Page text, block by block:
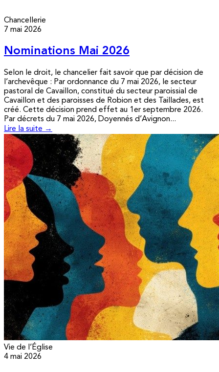
Chancellerie
7 mai 2026
Nominations Mai 2026
Selon le droit, le chancelier fait savoir que par décision de
l’archevêque : Par ordonnance du 7 mai 2026, le secteur
pastoral de Cavaillon, constitué du secteur paroissial de
Cavaillon et des paroisses de Robion et des Taillades, est
créé. Cette décision prend effet au 1er septembre 2026.
Par décrets du 7 mai 2026, Doyennés d’Avignon...
Lire la suite →
Vie de l’Église
4 mai 2026